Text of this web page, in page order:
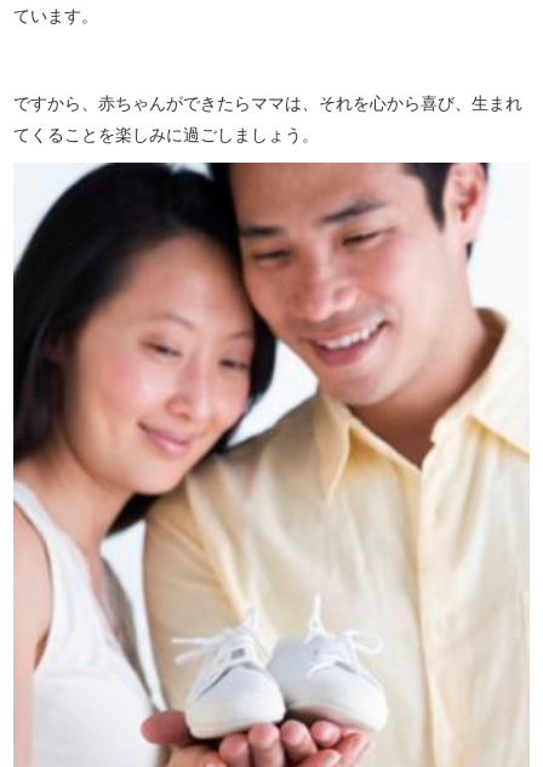
ています。
ですから、赤ちゃんができたらママは、それを心から喜び、生まれ
てくることを楽しみに過ごしましょう。